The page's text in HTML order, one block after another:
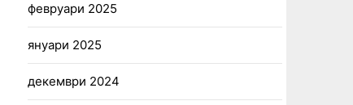
февруари 2025
януари 2025
декември 2024